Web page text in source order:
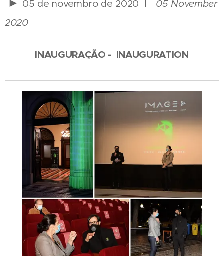
05 de novembro de 2020 | 05 November
2020
INAUGURAÇÃO - INAUGURATION